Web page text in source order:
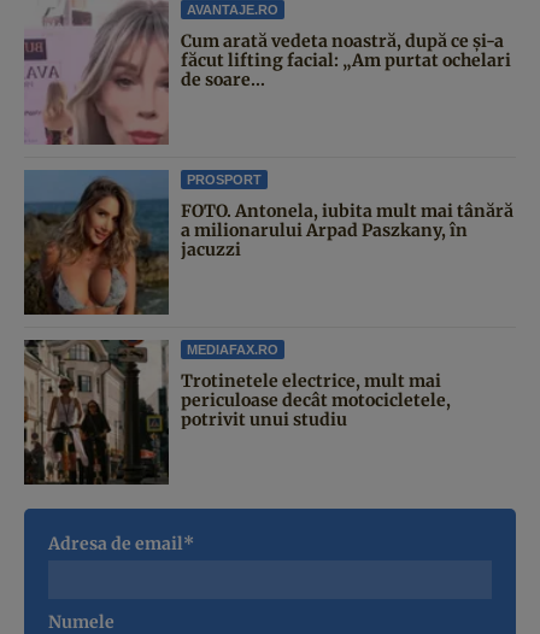
AVANTAJE.RO
Cum arată vedeta noastră, după ce și-a
făcut lifting facial: „Am purtat ochelari
de soare...
PROSPORT
FOTO. Antonela, iubita mult mai tânără
a milionarului Arpad Paszkany, în
jacuzzi
MEDIAFAX.RO
Trotinetele electrice, mult mai
periculoase decât motocicletele,
potrivit unui studiu
Adresa de email*
Numele